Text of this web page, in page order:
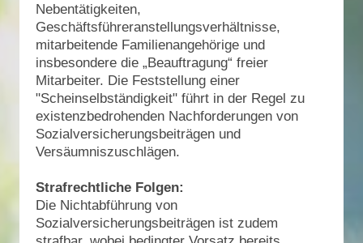
Nebentätigkeiten,
Geschäftsführeranstellungsverhältnisse,
mitarbeitende Familienangehörige und
insbesondere die „Beauftragung“ freier
Mitarbeiter. Die Feststellung einer
"Scheinselbständigkeit" führt in der Regel zu
existenzbedrohenden Nachforderungen von
Sozialversicherungsbeiträgen und
Versäumniszuschlägen.
Strafrechtliche Folgen:
Die Nichtabführung von
Sozialversicherungsbeiträgen ist zudem